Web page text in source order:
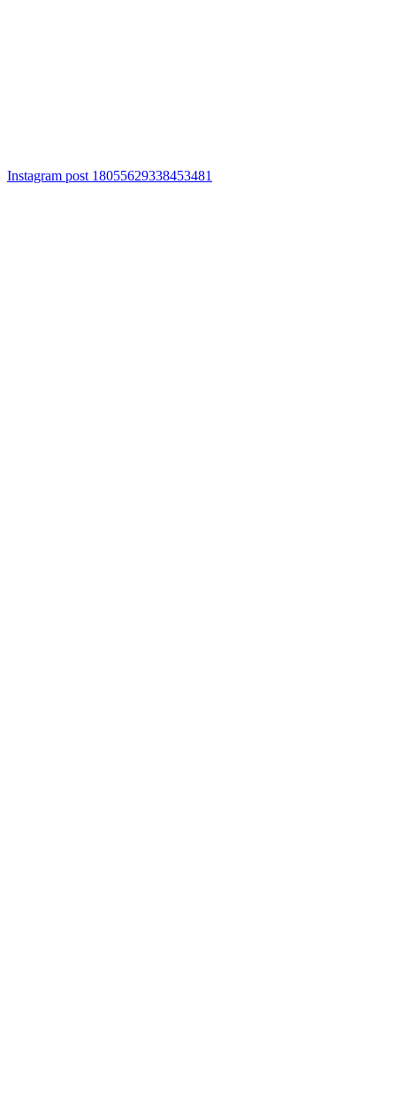
Instagram post 18055629338453481